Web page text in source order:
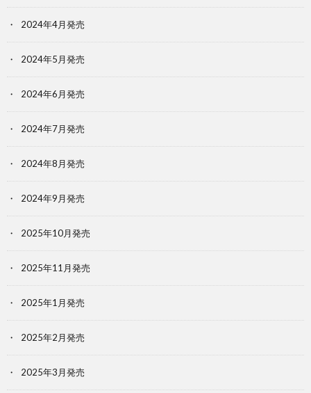
2024年4月発売
2024年5月発売
2024年6月発売
2024年7月発売
2024年8月発売
2024年9月発売
2025年10月発売
2025年11月発売
2025年1月発売
2025年2月発売
2025年3月発売